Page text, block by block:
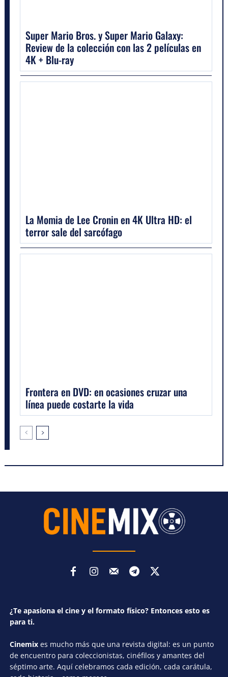
Super Mario Bros. y Super Mario Galaxy:
Review de la colección con las 2 películas en
4K + Blu-ray
La Momia de Lee Cronin en 4K Ultra HD: el
terror sale del sarcófago
Frontera en DVD: en ocasiones cruzar una
línea puede costarte la vida
¿Te apasiona el cine y el formato físico? Entonces esto es
para ti.
Cinemix es mucho más que una revista digital: es un punto
de encuentro para coleccionistas, cinéfilos y amantes del
séptimo arte. Aquí celebramos cada edición, cada carátula,